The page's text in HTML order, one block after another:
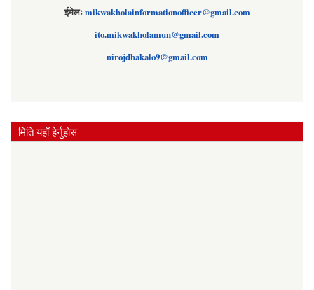
ईमेलःmikwakholainformationofficer@gmail.com
ito.mikwakholamun@gmail.com
nirojdhakalo9@gmail.com
मिति यहाँ हेर्नुहोस